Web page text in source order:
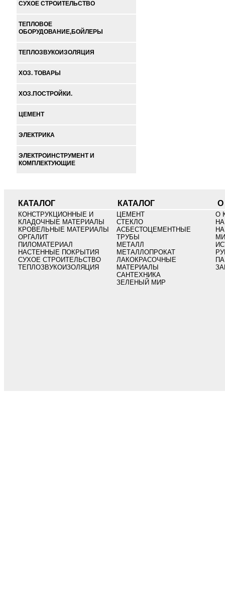
СУХОЕ СТРОИТЕЛЬСТВО
ТЕПЛОВОЕ
ОБОРУДОВАНИЕ,БОЙЛЕРЫ
ТЕПЛОЗВУКОИЗОЛЯЦИЯ
ХОЗ. ТОВАРЫ
ХОЗ.ПОСТРОЙКИ.
ЦЕМЕНТ
ЭЛЕКТРИКА
ЭЛЕКТРОИНСТРУМЕНТ И
КОМПЛЕКТУЮЩИЕ
КАТАЛОГ КАТАЛОГ О
КОНСТРУКЦИОННЫЕ И
КЛАДОЧНЫЕ МАТЕРИАЛЫ
КРОВЕЛЬНЫЕ МАТЕРИАЛЫ
ОРГАЛИТ
ПИЛОМАТЕРИАЛ
НАСТЕННЫЕ ПОКРЫТИЯ
СУХОЕ СТРОИТЕЛЬСТВО
ТЕПЛОЗВУКОИЗОЛЯЦИЯ
ЦЕМЕНТ
СТЕКЛО
АСБЕСТОЦЕМЕНТНЫЕ
ТРУБЫ
МЕТАЛЛ
МЕТАЛЛОПРОКАТ
ЛАКОКРАСОЧНЫЕ
МАТЕРИАЛЫ
САНТЕХНИКА
ЗЕЛЕНЫЙ МИР
О